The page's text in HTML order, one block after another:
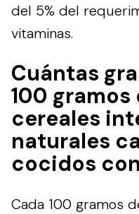
del 5% del
vitaminas.
Cuántas
100 gramos
cereales
naturales
cocidos
Cada 100 gramos